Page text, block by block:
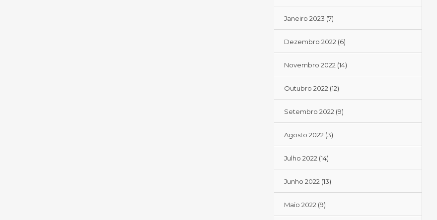
Janeiro 2023 (7)
Dezembro 2022 (6)
Novembro 2022 (14)
Outubro 2022 (12)
Setembro 2022 (9)
Agosto 2022 (3)
Julho 2022 (14)
Junho 2022 (13)
Maio 2022 (9)